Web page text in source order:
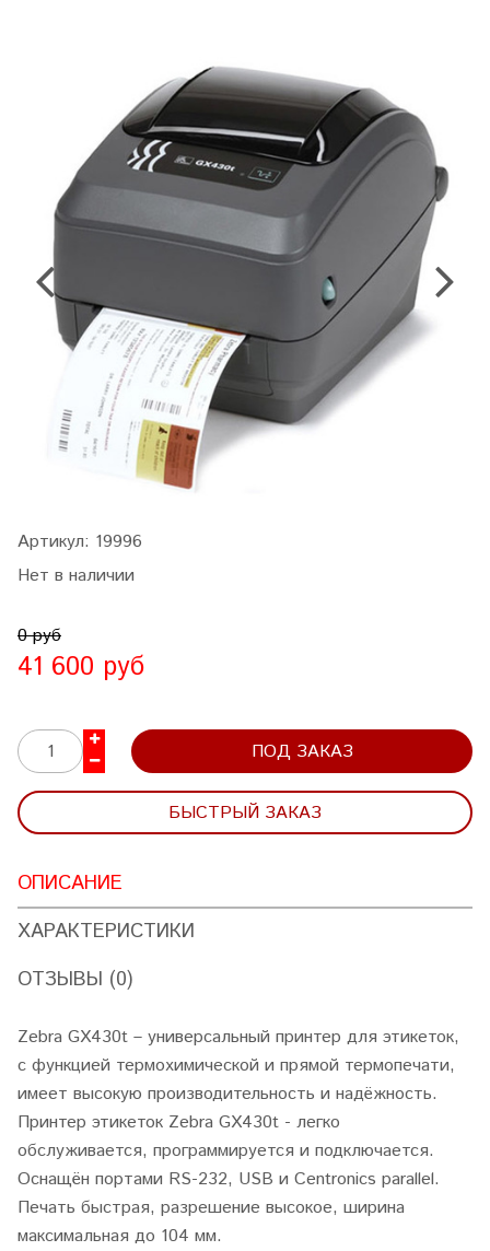
Артикул: 19996
Нет в наличии
0 руб
41 600 руб
ПОД ЗАКАЗ
БЫСТРЫЙ ЗАКАЗ
ОПИСАНИЕ
ХАРАКТЕРИСТИКИ
ОТЗЫВЫ (0)
Zebra GX430t – универсальный принтер для этикеток,
с функцией термохимической и прямой термопечати,
имеет высокую производительность и надёжность.
Принтер этикеток Zebra GX430t - легко
обслуживается, программируется и подключается.
Оснащён портами RS-232, USB и Centronics parallel.
Печать быстрая, разрешение высокое, ширина
максимальная до 104 мм.